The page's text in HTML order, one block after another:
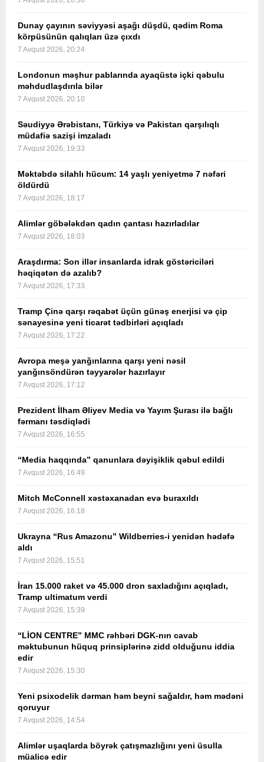
Dunay çayının səviyyəsi aşağı düşdü, qədim Roma
körpüsünün qalıqları üzə çıxdı
7 Avqust 2026, 20:24
Londonun məşhur pablarında ayaqüstə içki qəbulu
məhdudlaşdırıla bilər
7 Avqust 2026, 20:10
Səudiyyə Ərəbistanı, Türkiyə və Pakistan qarşılıqlı
müdafiə sazişi imzaladı
7 Avqust 2026, 19:33
Məktəbdə silahlı hücum: 14 yaşlı yeniyetmə 7 nəfəri
öldürdü
7 Avqust 2026, 18:17
Alimlər göbələkdən qadın çantası hazırladılar
7 Avqust 2026, 18:03
Araşdırma: Son illər insanlarda idrak göstəriciləri
həqiqətən də azalıb?
7 Avqust 2026, 17:33
Tramp Çinə qarşı rəqabət üçün günəş enerjisi və çip
sənayesinə yeni ticarət tədbirləri açıqladı
7 Avqust 2026, 17:22
Avropa meşə yanğınlarına qarşı yeni nəsil
yanğınsöndürən təyyarələr hazırlayır
7 Avqust 2026, 17:12
Prezident İlham Əliyev Media və Yayım Şurası ilə bağlı
fərmanı təsdiqlədi
7 Avqust 2026, 16:55
“Media haqqında” qanunlara dəyişiklik qəbul edildi
7 Avqust 2026, 16:49
Mitch McConnell xəstəxanadan evə buraxıldı
7 Avqust 2026, 16:18
Ukrayna “Rus Amazonu” Wildberries-i yenidən hədəfə
aldı
7 Avqust 2026, 15:51
İran 15.000 raket və 45.000 dron saxladığını açıqladı,
Tramp ultimatum verdi
7 Avqust 2026, 15:39
“LİON CENTRE” MMC rəhbəri DGK-nın cavab
məktubunun hüquq prinsiplərinə zidd olduğunu iddia
edir
7 Avqust 2026, 15:30
Yeni psixodelik dərman həm beyni sağaldır, həm mədəni
qoruyur
7 Avqust 2026, 14:54
Alimlər uşaqlarda böyrək çatışmazlığını yeni üsulla
müalicə edir